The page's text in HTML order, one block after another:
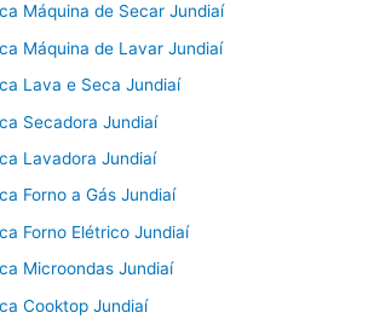
Máquina de Secar Jundiaí
Máquina de Lavar Jundiaí
Lava e Seca Jundiaí
Secadora Jundiaí
Lavadora Jundiaí
Forno a Gás Jundiaí
Forno Elétrico Jundiaí
Microondas Jundiaí
Cooktop Jundiaí